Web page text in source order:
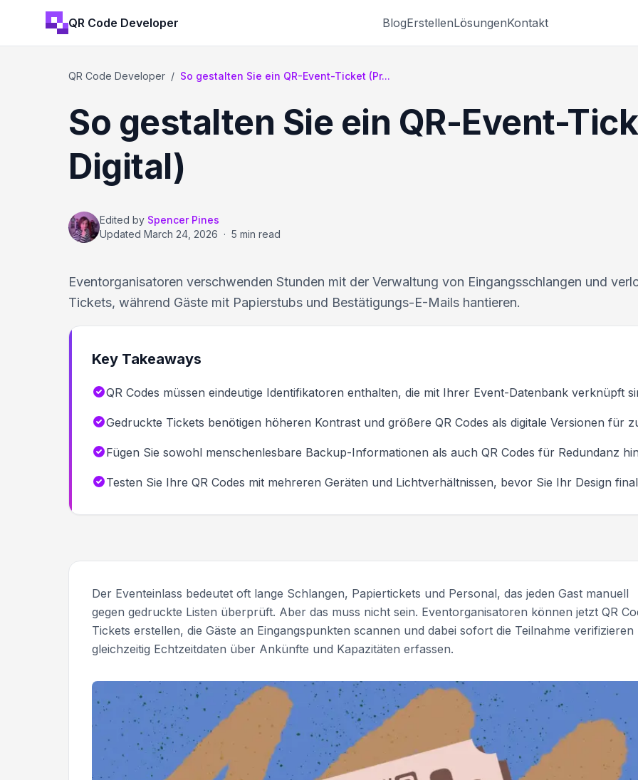
QR Code Developer BlogErstellenLösungenKontakt
QR Code Developer / So gestalten Sie ein QR-Event-Ticket (Pr...
So gestalten Sie ein QR-Event-
Digital)
Edited by Spencer Pines
Updated March 24, 2026 · 5 min read
Eventorganisatoren verschwenden Stunden mit der Verwaltung von Eingangsschlangen und
Tickets, während Gäste mit Papierstubs und Bestätigungs-E-Mails hantieren.
Key Takeaways
QR Codes müssen eindeutige Identifikatoren enthalten, die mit Ihrer Event-Datenbank verknüpft
Gedruckte Tickets benötigen höheren Kontrast und größere QR Codes als digitale Versionen für
Fügen Sie sowohl menschenlesbare Backup-Informationen als auch QR Codes für Redundanz
Testen Sie Ihre QR Codes mit mehreren Geräten und Lichtverhältnissen, bevor Sie Ihr Design
Der Eventeinlass bedeutet oft lange Schlangen, Papiertickets und Personal, das jeden Gast manuell
gegen gedruckte Listen überprüft. Aber das muss nicht sein. Eventorganisatoren können jetzt QR
Tickets erstellen, die Gäste an Eingangspunkten scannen und dabei sofort die Teilnahme verifizieren
gleichzeitig Echtzeitdaten über Ankünfte und Kapazitäten erfassen.